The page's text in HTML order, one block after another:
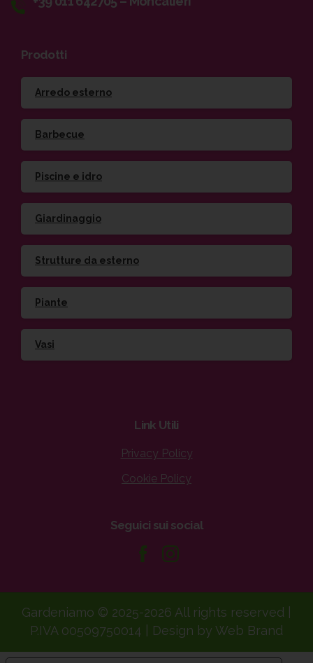
Prodotti
Arredo esterno
Barbecue
Piscine e idro
Giardinaggio
Strutture da esterno
Piante
Vasi
Link Utili
Privacy Policy
Cookie Policy
Seguici sui social
Gardeniamo © 2025-2026 All rights reserved |
P.IVA 00509750014 | Design by Web Brand